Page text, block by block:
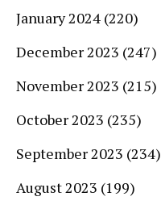
January 2024 (220)
December 2023 (247)
November 2023 (215)
October 2023 (235)
September 2023 (234)
August 2023 (199)